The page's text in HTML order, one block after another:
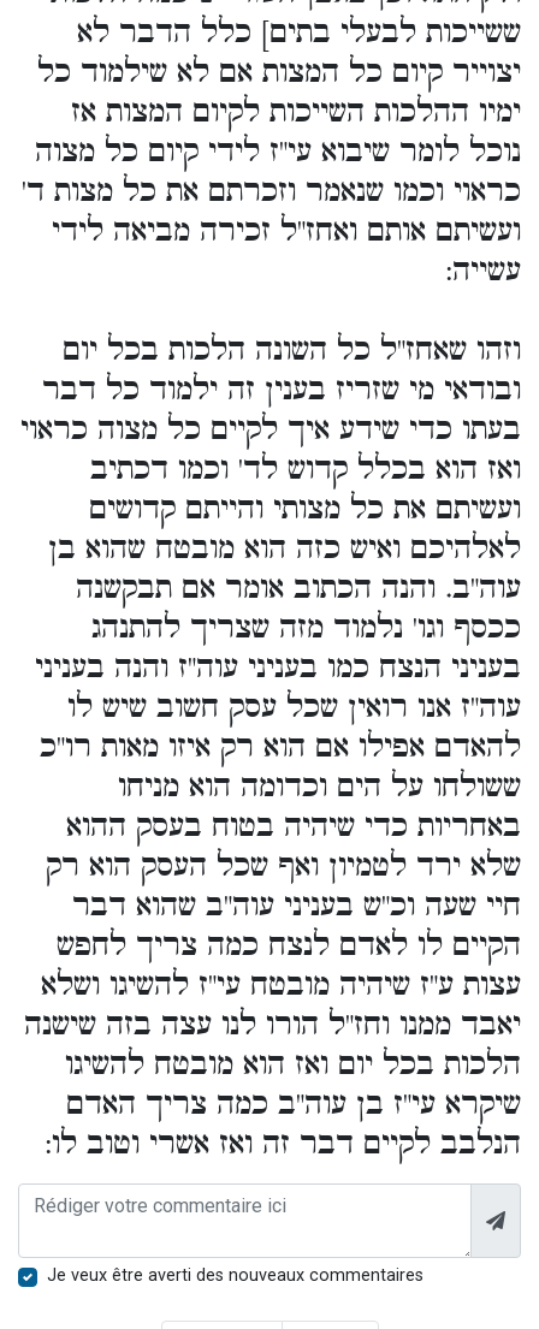
ששייכות לבעלי בתים] כלל הדבר לא
יצוייר קיום כל המצות אם לא שילמוד כל
ימיו ההלכות השייכות לקיום המצות אז
נוכל לומר שיבוא עי"ז לידי קיום כל מצוה
כראוי וכמו שנאמר וזכרתם את כל מצות ד'
ועשיתם אותם ואחז"ל זכירה מביאה לידי
עשייה:
וזהו שאחז"ל כל השונה הלכות בכל יום
ובודאי מי שזריז בענין זה ילמוד כל דבר
בעתו כדי שידע איך לקיים כל מצוה כראוי
ואז הוא בכלל קדוש לד' וכמו דכתיב
ועשיתם את כל מצותי והייתם קדושים
לאלהיכם ואיש כזה הוא מובטח שהוא בן
עוה"ב. והנה הכתוב אומר אם תבקשנה
ככסף וגו' נלמוד מזה שצריך להתנהג
בעניני הנצח כמו בעניני עוה"ז והנה בעניני
עוה"ז אנו רואין שכל עסק חשוב שיש לו
להאדם אפילו אם הוא רק איזו מאות רו"כ
ששולחו על הים וכדומה הוא מניחו
באחריות כדי שיהיה בטוח בעסק ההוא
שלא ירד לטמיון ואף שכל העסק הוא רק
חיי שעה וכ"ש בעניני עוה"ב שהוא דבר
הקיים לו לאדם לנצח כמה צריך לחפש
עצות ע"ז שיהיה מובטח עי"ז להשיגו ושלא
יאבד ממנו וחז"ל הורו לנו עצה בזה שישנה
הלכות בכל יום ואז הוא מובטח להשיגו
שיקרא עי"ז בן עוה"ב כמה צריך האדם
הנלבב לקיים דבר זה ואז אשרי וטוב לו:
Je veux être averti des nouveaux commentaires